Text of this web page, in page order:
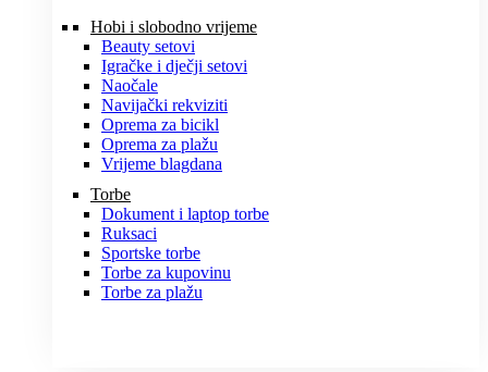
Hobi i slobodno vrijeme
Beauty setovi
Igračke i dječji setovi
Naočale
Navijački rekviziti
Oprema za bicikl
Oprema za plažu
Vrijeme blagdana
Torbe
Dokument i laptop torbe
Ruksaci
Sportske torbe
Torbe za kupovinu
Torbe za plažu